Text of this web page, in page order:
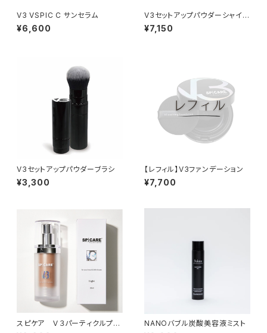
V3 VSPIC C サンセラム
¥6,600
V3セットアップパウダーシャイニ
ー
¥7,150
V3セットアップパウダーブラシ
¥3,300
【レフィル】V3ファンデーション
¥7,700
スピケア Ｖ３パーティクルプラ
NANOバブル炭酸美容液ミスト